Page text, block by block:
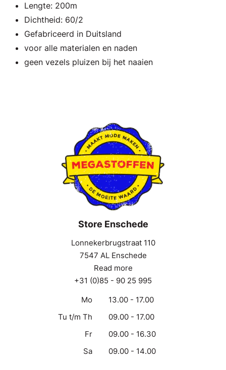
Lengte: 200m
Dichtheid: 60/2
Gefabriceerd in Duitsland
voor alle materialen en naden
geen vezels pluizen bij het naaien
Store Enschede
Lonnekerbrugstraat 110
7547 AL Enschede
Read more
+31 (0)85 - 90 25 995
Mo
13.00 - 17.00
Tu t/m Th
09.00 - 17.00
Fr
09.00 - 16.30
Sa
09.00 - 14.00